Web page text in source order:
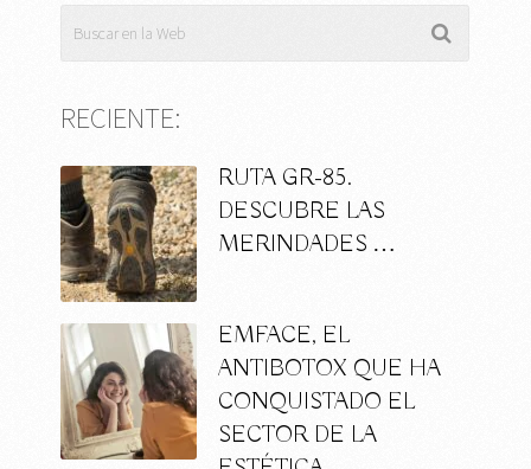
RECIENTE:
RUTA GR-85.
DESCUBRE LAS
MERINDADES …
EMFACE, EL
ANTIBOTOX QUE HA
CONQUISTADO EL
SECTOR DE LA